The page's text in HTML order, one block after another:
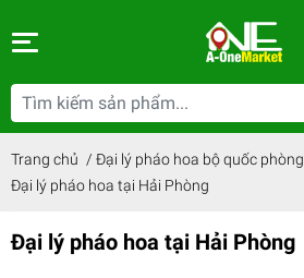
Trang chủ / Đại lý pháo hoa bộ quốc phòng
Đại lý pháo hoa tại Hải Phòng
Đại lý pháo hoa tại Hải Phòng